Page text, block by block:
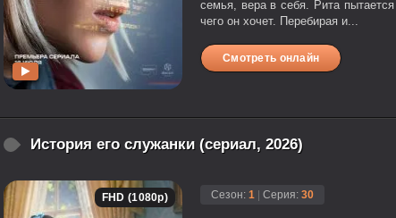
семья, вера в себя. Рита
чего он хочет. Перебирая и...
Смотреть онлайн
История его служанки (сериал, 2026)
FHD (1080p) Сезон: 1 Серия: 30